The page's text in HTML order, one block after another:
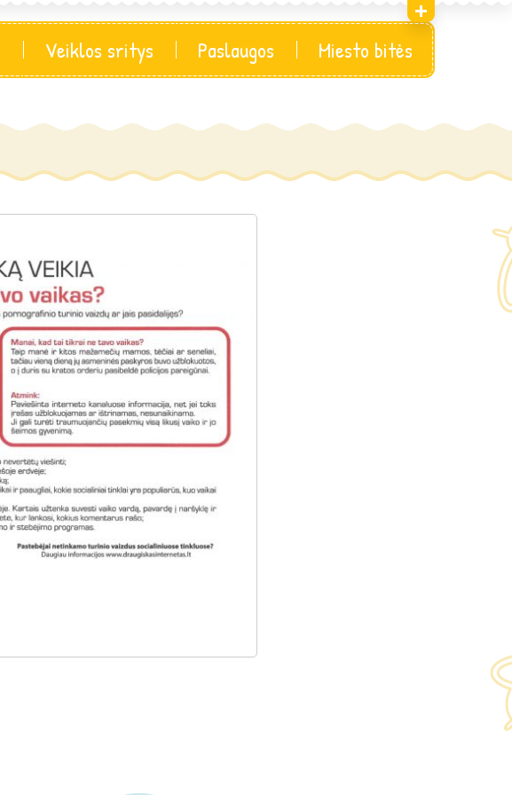
Veiklos sritys Paslaugos Miesto bitės